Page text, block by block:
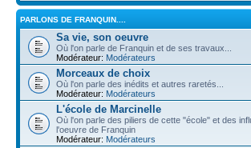
PARLONS DE FRANQUIN....
Sa vie, son oeuvre
Où l'on parle de Franquin et de ses travaux...
Modérateur: Modérateurs
Morceaux de choix
Où l'on parle des inédits et autres raretés...
Modérateur: Modérateurs
L'école de Marcinelle
Où l'on parle des piliers de cette "école" et des
l'oeuvre de Franquin
Modérateur: Modérateurs